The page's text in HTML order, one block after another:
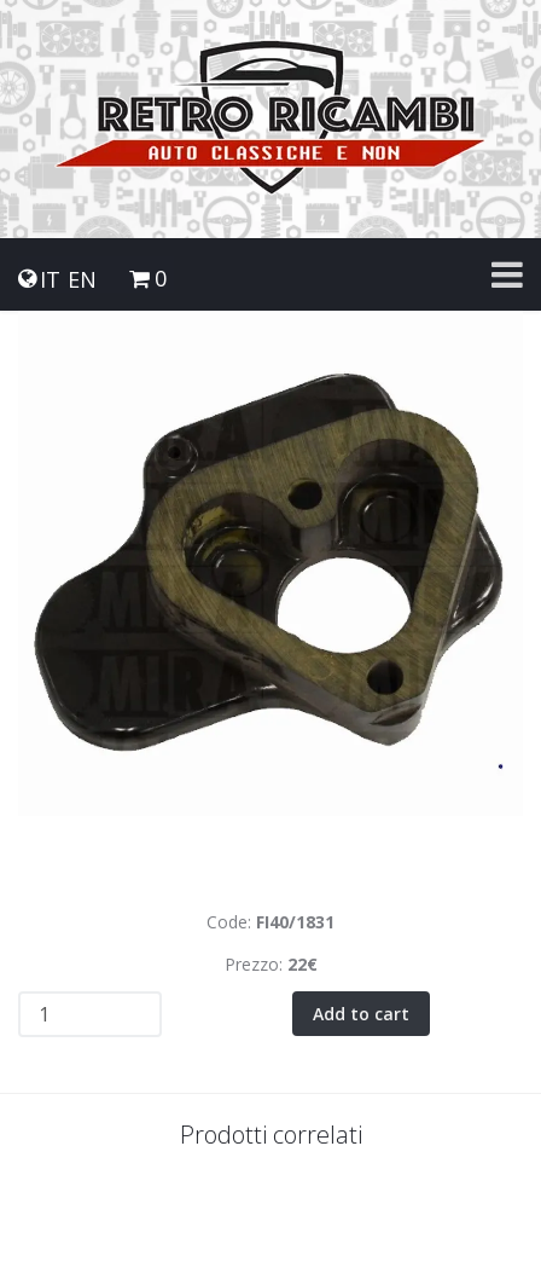
IT EN 0
Code: FI40/1831
Prezzo: 22€
Add to cart
Prodotti correlati